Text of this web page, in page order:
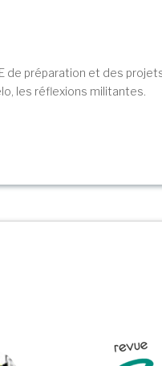
de préparation et des
les réflexions militantes.